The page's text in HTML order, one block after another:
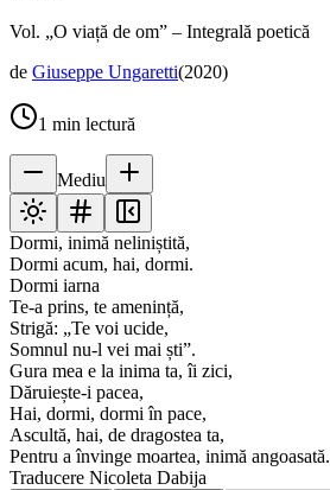
Vol. „O viață de om” – Integrală poetică
de Giuseppe Ungaretti(2020)
1 min lectură
Mediu
Dormi, inimă neliniștită,
Dormi acum, hai, dormi.
Dormi iarna
Te-a prins, te amenință,
Strigă: „Te voi ucide,
Somnul nu-l vei mai ști”.
Gura mea e la inima ta, îi zici,
Dăruiește-i pacea,
Hai, dormi, dormi în pace,
Ascultă, hai, de dragostea ta,
Pentru a învinge moartea, inimă angoasată.
Traducere Nicoleta Dabija